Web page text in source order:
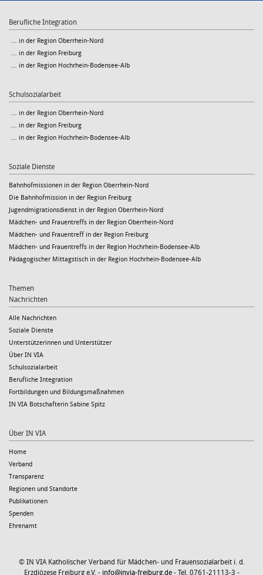
Berufliche Integration
… in der Region Oberrhein-Nord
… in der Region Freiburg
… in der Region Hochrhein-Bodensee-Alb
Schulsozialarbeit
… in der Region Oberrhein-Nord
… in der Region Freiburg
… in der Region Hochrhein-Bodensee-Alb
Soziale Dienste
Bahnhofmissionen in der Region Oberrhein-Nord
Die Bahnhofmission in der Region Freiburg
Jugendmigrationsdienst in der Region Oberrhein-Nord
Mädchen- und Frauentreffs in der Region Oberrhein-Nord
Mädchen- und Frauentreff in der Region Freiburg
Mädchen- und Frauentreffs in der Region Hochrhein-Bodensee-Alb
Pädagogischer Mittagstisch in der Region Hochrhein-Bodensee-Alb
Themen
Nachrichten
Alle Nachrichten
Soziale Dienste
Unterstützerinnen und Unterstützer
Über IN VIA
Schulsozialarbeit
Berufliche Integration
Fortbildungen und Bildungsmaßnahmen
IN VIA Botschafterin Sabine Spitz
Über IN VIA
Home
Verband
Transparenz
Regionen und Standorte
Publikationen
Spenden
Ehrenamt
© IN VIA Katholischer Verband für Mädchen- und Frauensozialarbeit i. d.
Erzdiözese Freiburg e.V. - info@invia-freiburg.de- Tel. 0761-21113-3 -